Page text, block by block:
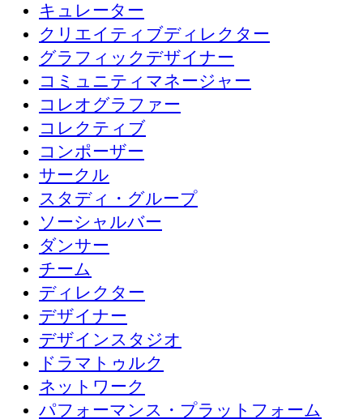
キュレーター
クリエイティブディレクター
グラフィックデザイナー
コミュニティマネージャー
コレオグラファー
コレクティブ
コンポーザー
サークル
スタディ・グループ
ソーシャルバー
ダンサー
チーム
ディレクター
デザイナー
デザインスタジオ
ドラマトゥルク
ネットワーク
パフォーマンス・プラットフォーム